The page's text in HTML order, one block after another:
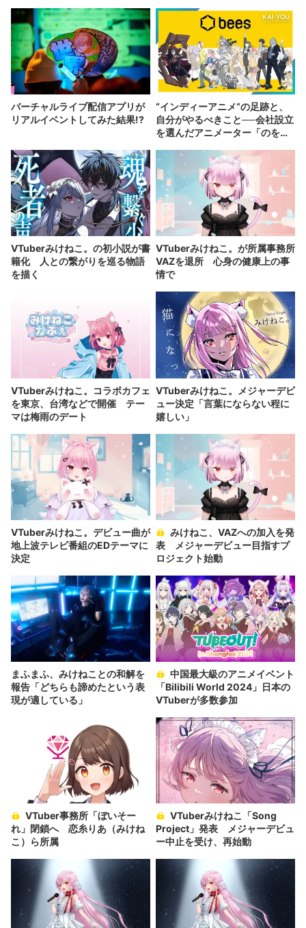
バーチャルライブ配信アプリが
リアルイベントしてみた結果!?
“インディーアニメ“の足跡と、
自分がやるべきこと──会社設立
を選んだアニメーター「のを
VTuberみけねこ。の初小説が書
籍化 人との繋がりを巡る物語
を描く
VTuberみけねこ。が所属事務所
VAZを退所 心身の健康上の事
情で
VTuberみけねこ。コラボカフェ
を東京、台湾などで開催 テー
マは梅雨のデート
VTuberみけねこ。メジャーデビ
ュー決定「言葉にならない程に
嬉しい」
VTuberみけねこ。デビュー曲が
地上波テレビ番組のEDテーマに
決定
表 メジャーデビュー目指すプ
ロジェクト始動
まふまふ、みけねことの和解を
報告「どちらも諦めたという表
現が適している」
「Bilibili World 2024」日本の
VTuberが多数参加
れ」閉鎖へ 恋糸りあ（みけね
こ）ら所属
Project」発表 メジャーデビュ
ー中止を受け、再始動